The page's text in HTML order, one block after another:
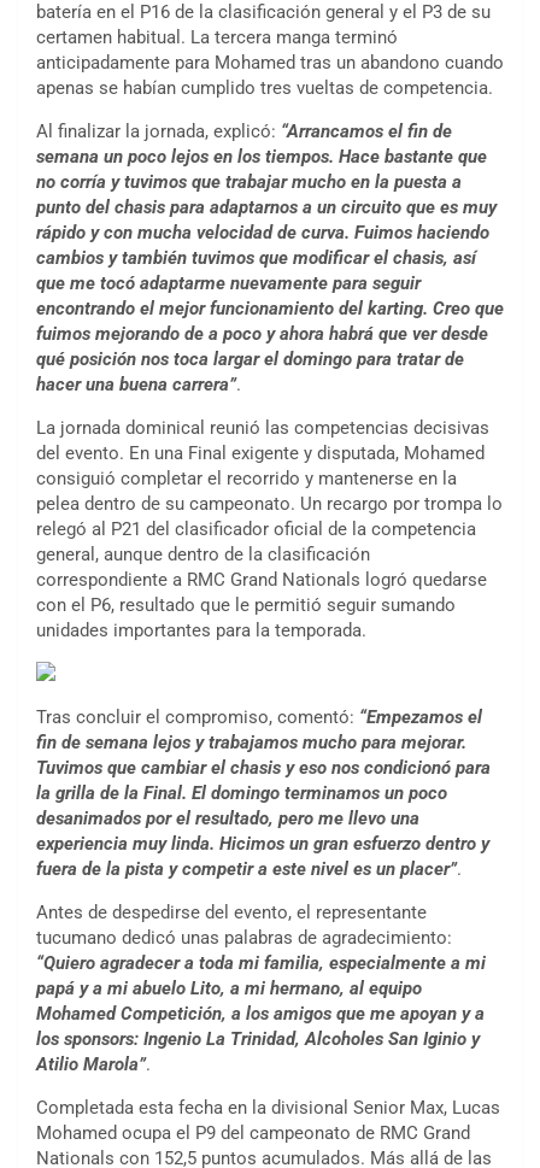
batería en el P16 de la clasificación general y el P3 de su
certamen habitual. La tercera manga terminó
anticipadamente para Mohamed tras un abandono cuando
apenas se habían cumplido tres vueltas de competencia.
Al finalizar la jornada, explicó: “Arrancamos el fin de
semana un poco lejos en los tiempos. Hace bastante que
no corría y tuvimos que trabajar mucho en la puesta a
punto del chasis para adaptarnos a un circuito que es muy
rápido y con mucha velocidad de curva. Fuimos haciendo
cambios y también tuvimos que modificar el chasis, así
que me tocó adaptarme nuevamente para seguir
encontrando el mejor funcionamiento del karting. Creo que
fuimos mejorando de a poco y ahora habrá que ver desde
qué posición nos toca largar el domingo para tratar de
hacer una buena carrera”.
La jornada dominical reunió las competencias decisivas
del evento. En una Final exigente y disputada, Mohamed
consiguió completar el recorrido y mantenerse en la
pelea dentro de su campeonato. Un recargo por trompa lo
relegó al P21 del clasificador oficial de la competencia
general, aunque dentro de la clasificación
correspondiente a RMC Grand Nationals logró quedarse
con el P6, resultado que le permitió seguir sumando
unidades importantes para la temporada.
Tras concluir el compromiso, comentó: “Empezamos el
fin de semana lejos y trabajamos mucho para mejorar.
Tuvimos que cambiar el chasis y eso nos condicionó para
la grilla de la Final. El domingo terminamos un poco
desanimados por el resultado, pero me llevo una
experiencia muy linda. Hicimos un gran esfuerzo dentro y
fuera de la pista y competir a este nivel es un placer”.
Antes de despedirse del evento, el representante
tucumano dedicó unas palabras de agradecimiento:
“Quiero agradecer a toda mi familia, especialmente a mi
papá y a mi abuelo Lito, a mi hermano, al equipo
Mohamed Competición, a los amigos que me apoyan y a
los sponsors: Ingenio La Trinidad, Alcoholes San Iginio y
Atilio Marola”.
Completada esta fecha en la divisional Senior Max, Lucas
Mohamed ocupa el P9 del campeonato de RMC Grand
Nationals con 152,5 puntos acumulados. Más allá de las